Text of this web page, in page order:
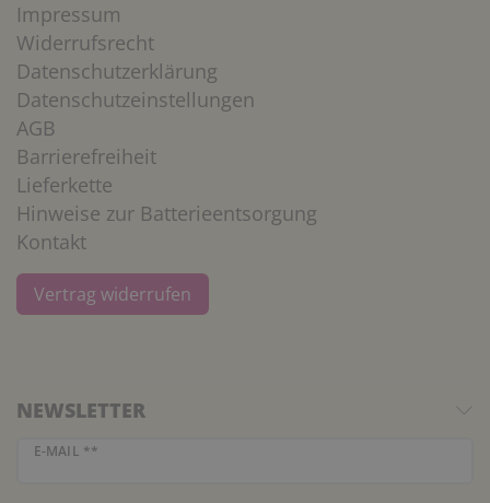
Impressum
Widerrufsrecht
Datenschutzerklärung
Datenschutzeinstellungen
AGB
Barrierefreiheit
Lieferkette
Hinweise zur Batterieentsorgung
Kontakt
Vertrag widerrufen
NEWSLETTER
E-MAIL **
Newsletter Honig